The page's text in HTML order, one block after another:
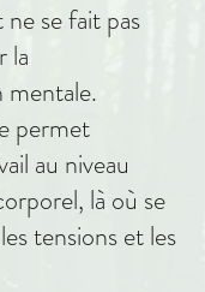
se fait pas
la
mentale.
permet
au niveau
là où se
tensions et les